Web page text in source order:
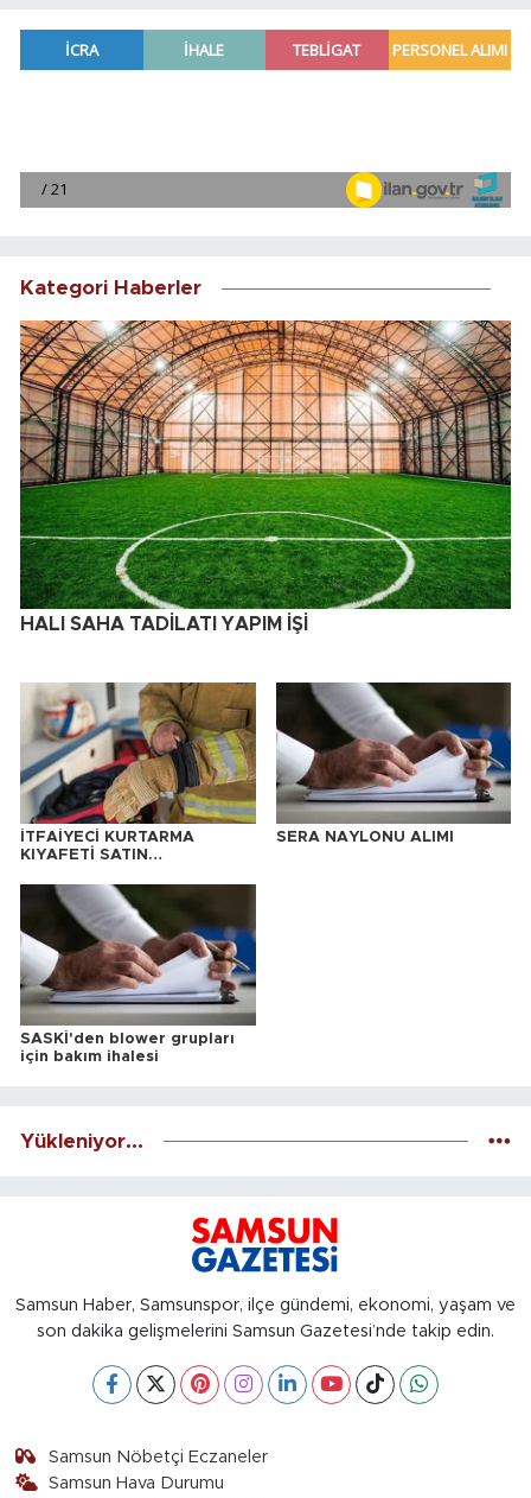
Kategori Haberler
HALI SAHA TADİLATI YAPIM İŞİ
İTFAİYECİ KURTARMA
KIYAFETİ SATIN
SERA NAYLONU ALIMI
SASKİ'den blower grupları
için bakım ihalesi
Yükleniyor...
Samsun Haber, Samsunspor, ilçe gündemi, ekonomi, yaşam ve
son dakika gelişmelerini Samsun Gazetesi’nde takip edin.
Samsun Nöbetçi Eczaneler
Samsun Hava Durumu